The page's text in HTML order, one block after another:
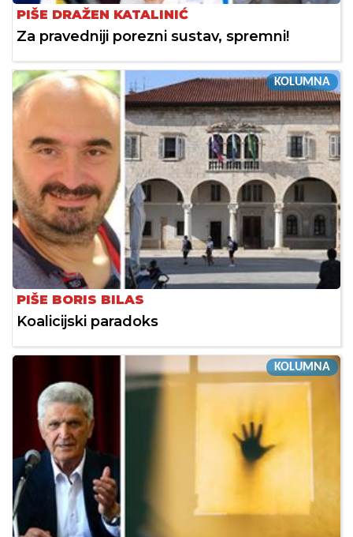
PIŠE DRAŽEN KATALINIĆ
Za pravedniji porezni sustav, spremni!
KOLUMNA
PIŠE BORIS BILAS
Koalicijski paradoks
KOLUMNA